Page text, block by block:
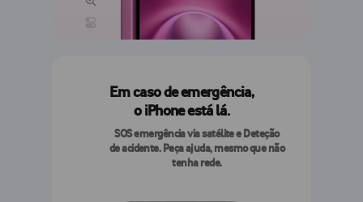
Em caso de emergência,
o iPhone está lá.
SOS emergência via satélite e Deteção
de acidente. Peça ajuda, mesmo que não
tenha rede.Consulte os avisos legais